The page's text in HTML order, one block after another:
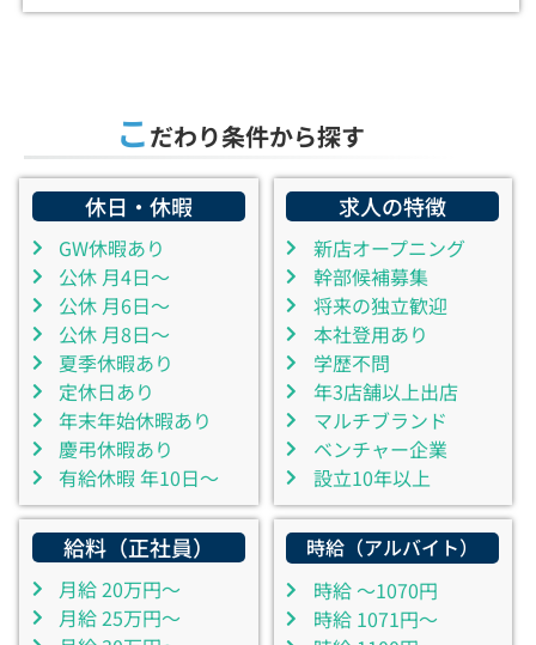
こだわり条件から探す
休日・休暇
GW休暇あり
公休 月4日～
公休 月6日～
公休 月8日～
夏季休暇あり
定休日あり
年末年始休暇あり
慶弔休暇あり
有給休暇 年10日～
求人の特徴
新店オープニング
幹部候補募集
将来の独立歓迎
本社登用あり
学歴不問
年3店舗以上出店
マルチブランド
ベンチャー企業
設立10年以上
給料（正社員）
月給 20万円～
月給 25万円～
時給（アルバイト）
時給 ～1070円
時給 1071円～